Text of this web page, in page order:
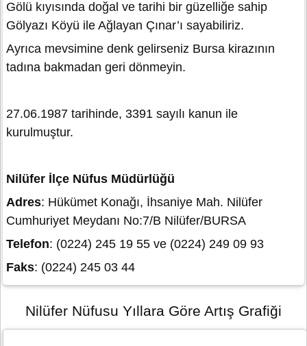
Gölü kıyısında doğal ve tarihi bir güzelliğe sahip
Gölyazı Köyü ile Ağlayan Çınar’ı sayabiliriz.
Ayrıca mevsimine denk gelirseniz Bursa kirazının
tadına bakmadan geri dönmeyin.
27.06.1987 tarihinde, 3391 sayılı kanun ile
kurulmuştur.
Nilüfer İlçe Nüfus Müdürlüğü
Adres: Hükümet Konağı, İhsaniye Mah. Nilüfer
Cumhuriyet Meydanı No:7/B Nilüfer/BURSA
Telefon: (0224) 245 19 55 ve (0224) 249 09 93
Faks: (0224) 245 03 44
Nilüfer Nüfusu Yıllara Göre Artış Grafiği